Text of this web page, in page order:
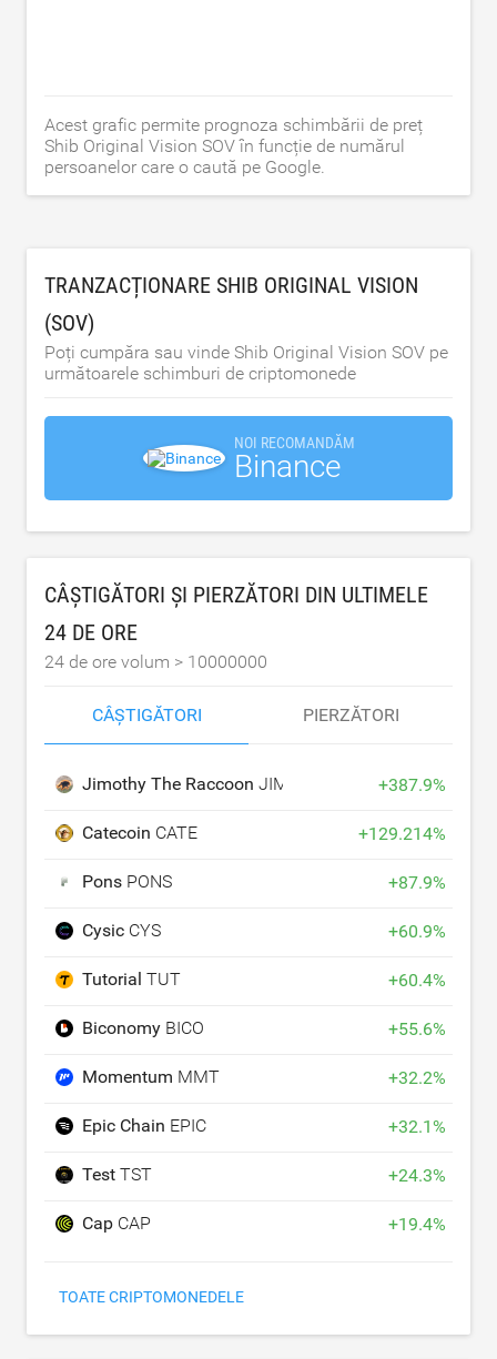
Acest grafic permite prognoza schimbării de preț
Shib Original Vision SOV în funcție de numărul
persoanelor care o caută pe Google.
TRANZACȚIONARE SHIB ORIGINAL VISION
(SOV)
Poți cumpăra sau vinde Shib Original Vision SOV pe
următoarele schimburi de criptomonede
NOI RECOMANDĂM
Binance
CÂȘTIGĂTORI ȘI PIERZĂTORI DIN ULTIMELE
24 DE ORE
24 de ore volum > 10000000
CÂȘTIGĂTORI PIERZĂTORI
Jimothy The Raccoon JIMOTHY +387.9%
Catecoin CATE +129.214%
Pons PONS +87.9%
Cysic CYS +60.9%
Tutorial TUT +60.4%
Biconomy BICO +55.6%
Momentum MMT +32.2%
Epic Chain EPIC +32.1%
Test TST +24.3%
Cap CAP +19.4%
TOATE CRIPTOMONEDELE